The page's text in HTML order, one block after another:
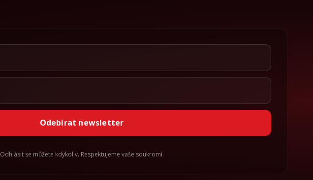
Odebírat newsletter
Odhlásit se můžete kdykoliv. Respektujeme vaše soukromí.